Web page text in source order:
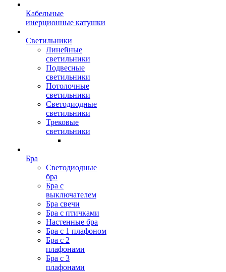
Кабельные
инерционные катушки
Светильники
Линейные
светильники
Подвесные
светильники
Потолочные
светильники
Светодиодные
светильники
Трековые
светильники
Бра
Светодиодные
бра
Бра с
выключателем
Бра свечи
Бра с птичками
Настенные бра
Бра с 1 плафоном
Бра с 2
плафонами
Бра с 3
плафонами